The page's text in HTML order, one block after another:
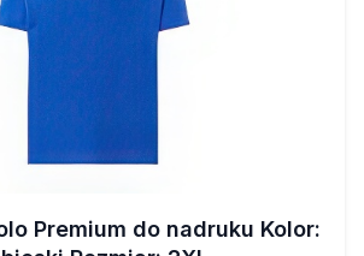
Premium do nadruku Kolor: